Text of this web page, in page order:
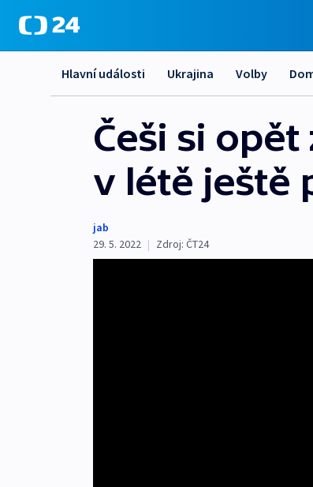
Hlavní události Ukrajina Volby
Češi si
v létě ještě
jab
29. 5. 2022 | Zdroj: ČT24